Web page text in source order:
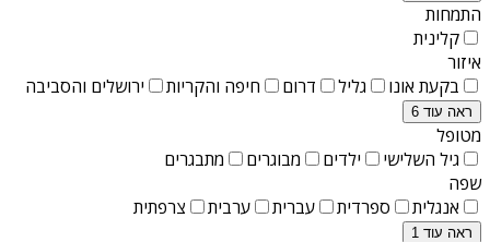
התמחות
קלינית
איזור
בקעת אונו
גליל דרום חיפה והקריות ירושלים והסביבה
ראה עוד 6
מטופל
גיל השלישי
ילדים מבוגרים
מתבגרים
שפה
אנגלית
ספרדית עברית ערבית צרפתית
ראה עוד 1